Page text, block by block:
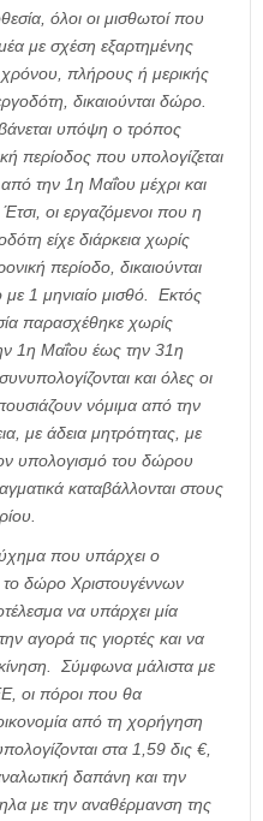
όλοι οι μισθωτοί που
με σχέση εξαρτημένης
πλήρους ή μερικής
δικαιούνται δώρο.
υπόψη ο τρόπος
περίοδος που υπολογίζεται
την 1η Μαΐου μέχρι και
οι εργαζόμενοι που η
είχε διάρκεια χωρίς
περίοδο, δικαιούνται
1 μηνιαίο μισθό. Εκτός
παρασχέθηκε χωρίς
1η Μαΐου έως την 31η
και όλες οι
νόμιμα από την
με άδεια μητρότητας, με
υπολογισμό του δώρου
καταβάλλονται στους
που υπάρχει ο
το δώρο Χριστουγέννων
να υπάρχει μία
αγορά τις γιορτές και να
Σύμφωνα μάλιστα με
οι πόροι που θα
από τη χορήγηση
στα 1,59 δις €,
δαπάνη και την
με την αναθέρμανση της